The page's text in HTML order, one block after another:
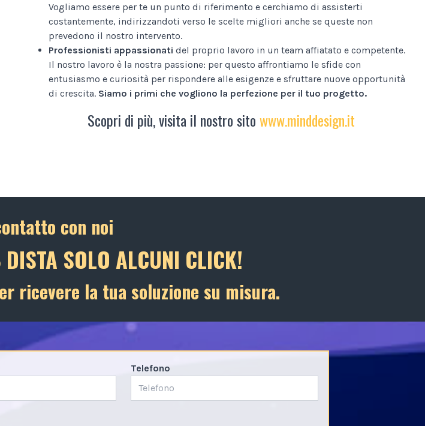
Vogliamo essere per te un punto di riferimento e cerchiamo di assisterti
costantemente, indirizzandoti verso le scelte migliori anche se queste non
prevedono il nostro intervento.
Professionisti appassionati del proprio lavoro in un team affiatato e competente.
Il nostro lavoro è la nostra passione: per questo affrontiamo le sfide con
entusiasmo e curiosità per rispondere alle esigenze e sfruttare nuove opportunità
di crescita. Siamo i primi che vogliono la perfezione per il tuo progetto.
Scopri di più, visita il nostro sitowww.minddesign.it
con noi
SOLO ALCUNI CLICK!
ricevere la tua soluzione su misura.
Telefono